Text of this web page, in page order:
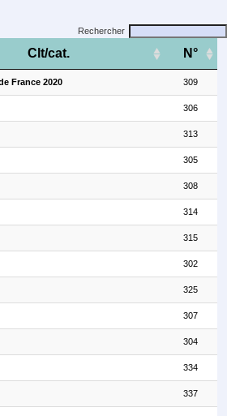
Rechercher
Clt/cat. N°
France 2020 309
306
313
305
308
314
315
302
325
307
304
334
337